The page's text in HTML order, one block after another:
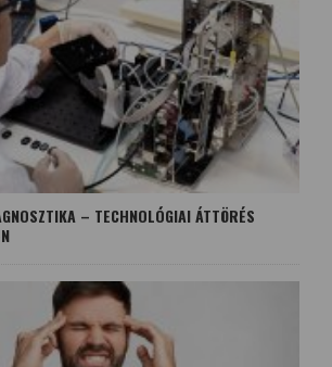
– TECHNOLÓGIAI ÁTTÖRÉS